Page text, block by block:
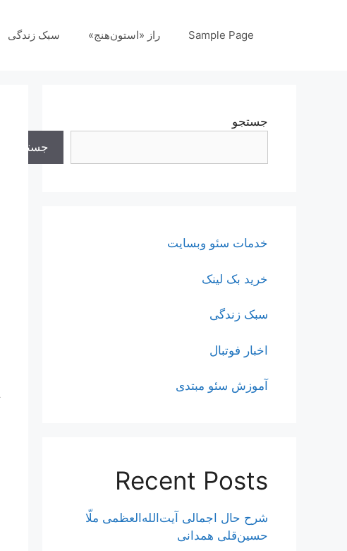
Sample Page راز «استون‌هنج» سبک زندگی
جستجو
جستجو
خدمات سئو وبسایت
خرید بک لینک
سبک زندگی
اخبار فوتبال
آموزش سئو مبتدی
Recent Posts
شرح حال اجمالی آیت‌الله‌العظمی ملّا
حسین‌قلی همدانی